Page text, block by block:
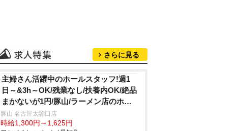
さらに見る
主婦さん活躍中のホールスタッフ!週1
日～&3h～OK/残業なし/扶養内OK/絶品
まかないが1円/豚山/ラーメン店のホー
ル
豚山 名古屋太閤口店
時給1,300円～1,625円